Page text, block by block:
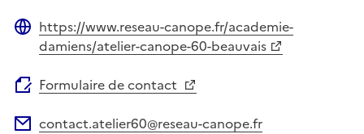
Site web
https://www.reseau-canope.fr/academie-
damiens/atelier-canope-60-beauvais
Formulaire de contact
contact.atelier60@reseau-canope.fr